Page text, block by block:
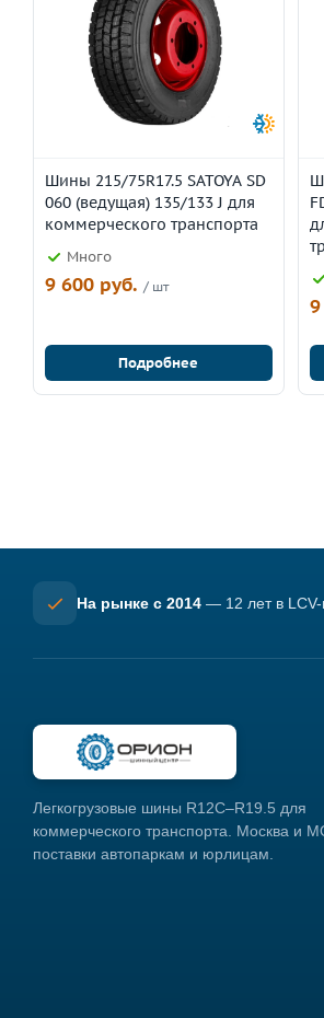
Шины 215/75R17.5 SATOYA SD
060 (ведущая) 135/133 J для
коммерческого транспорта
Много
9 600 руб. / шт
Подробнее
На рынке с 2014 — 12 лет в
Легкогрузовые шины R12C–R19.5 для
коммерческого транспорта. Москва и
поставки автопаркам и юрлицам.